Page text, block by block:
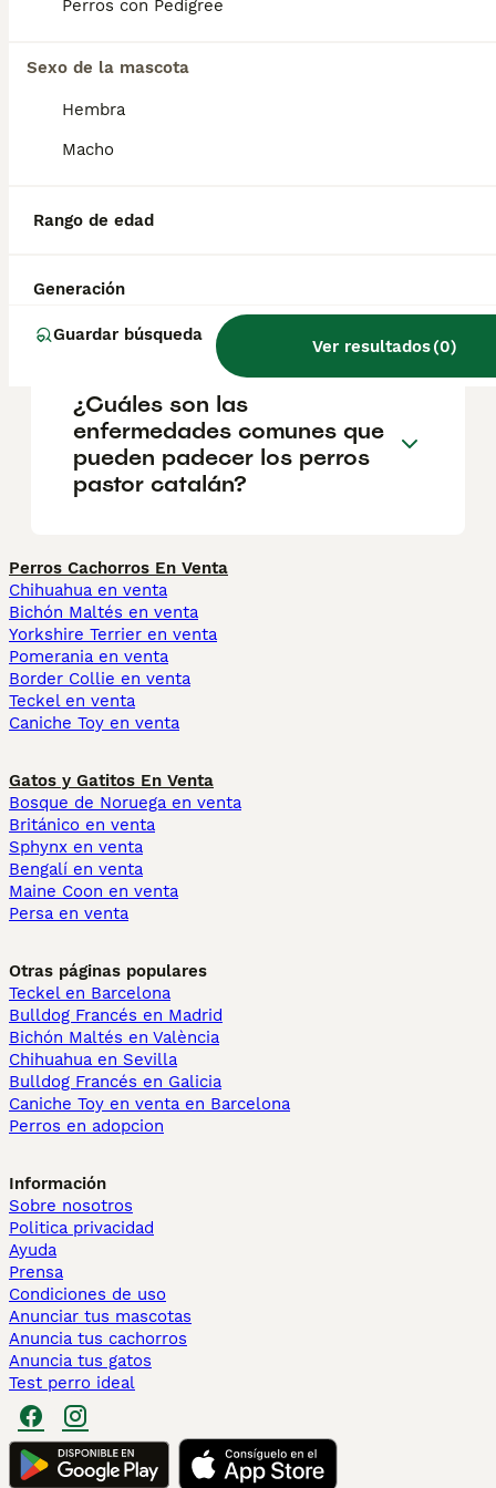
Perros con Pedigree
Sexo de la mascota
Hembra
Macho
Rango de edad
Generación
Guardar búsqueda
Ver resultados(0)
gos d'atura es listo, ingenioso y seguro de sí
familia.
¿Cómo es el
catalán?
¿Son fáciles de entrenar los
pastores catalanes?
¿Cuáles son las
enfermedades comunes que
pueden padecer los perros
pastor catalán?
Perros Cachorros En Venta
Chihuahua en venta
Bichón Maltés en venta
Yorkshire Terrier en venta
Pomerania en venta
Border Collie en venta
Teckel en venta
Caniche Toy en venta
Gatos y Gatitos En Venta
Bosque de Noruega en venta
Británico en venta
Sphynx en venta
Bengalí en venta
Maine Coon en venta
Persa en venta
Otras páginas populares
Teckel en Barcelona
Bulldog Francés en Madrid
Bichón Maltés en València
Chihuahua en Sevilla
Bulldog Francés en Galicia
Caniche Toy en venta en Barcelona
Perros en adopcion
Información
Sobre nosotros
Politica privacidad
Ayuda
Prensa
Condiciones de uso
Anunciar tus mascotas
Anuncia tus cachorros
Anuncia tus gatos
Test perro ideal